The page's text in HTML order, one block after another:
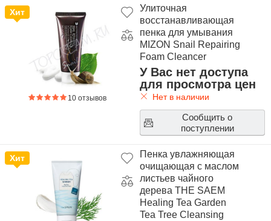
10 отзывов
Хит
Улиточная
восстанавливающая
пенка для умывания
MIZON Snail Repairing
Foam Cleancer
У Вас нет доступа
для просмотра цен
Нет в наличии
Сообщить о
поступлении
Хит
Пенка увлажняющая
очищающая с маслом
листьев чайного
дерева THE SAEM
Healing Tea Garden
Tea Tree Cleansing